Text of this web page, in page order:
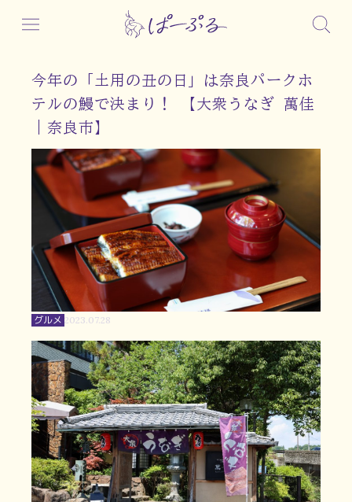
今年の「土用の丑の日」は奈良パークホ
テルの鰻で決まり！ 【大衆うなぎ 萬佳
｜奈良市】
グルメ 2023.07.28